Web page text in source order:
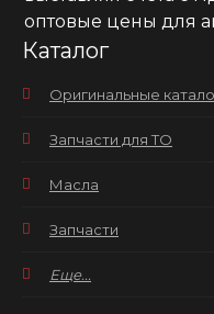
оптовые цены для
Каталог
Оригинальные
Запчасти для ТО
Масла
Запчасти
Еще...